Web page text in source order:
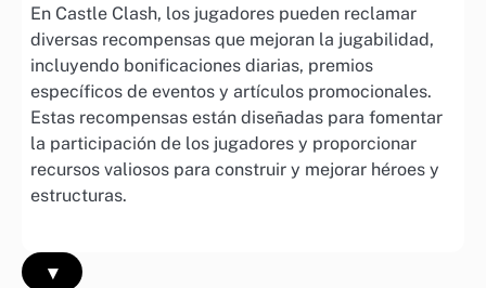
En Castle Clash, los jugadores pueden reclamar
diversas recompensas que mejoran la jugabilidad,
incluyendo bonificaciones diarias, premios
específicos de eventos y artículos promocionales.
Estas recompensas están diseñadas para fomentar
la participación de los jugadores y proporcionar
recursos valiosos para construir y mejorar héroes y
estructuras.
▾